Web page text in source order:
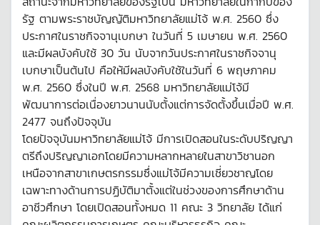
รัฐ ตามพระราชบัญญัติมหาวิทยาลัยแม่โจ้ พ.ศ. 2560 ซึ่ง
ประกาศในราชกิจจานุเบกษา ในวันที่ 5 เมษายน พ.ศ. 2560
และมีผลบังคับใช้ 30 วัน นับจากวันประกาศในราชกิจจานุ
เบกษาเป็นต้นไป คือให้มีผลบังคับใช้ในวันที่ 6 พฤษภาคม
พ.ศ. 2560 ซึ่งในปี พ.ศ. 2568 มหาวิทยาลัยแม่โจ้มี
พัฒนาการต่อเนื่องยาวนานนับตั้งแต่การจัดตั้งขึ้นเมื่อปี พ.ศ.
2477 จนถึงปัจจุบัน
โดยปัจจุบันมหาวิทยาลัยแม่โจ้ มีการเปิดสอนในระดับปริญญา
ตรีถึงปริญญาเอกโดยมีความหลากหลายในสาขาวิชานอก
เหนือจากสาขาเกษตรกรรมซึ่งแม่โจ้มีความเชี่ยวชาญโดย
เฉพาะทางด้านการปฏิบัติมาตั้งแต่ในช่วงของการศึกษาด้าน
อาชีวศึกษา โดยเปิดสอนทั้งหมด 11 คณะ 3 วิทยาลัย ได้แก่